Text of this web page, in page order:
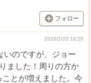
フォロー
2026/2/23 18:28
いのですが、ジョー
ました！周りの方か
とが増えました。今